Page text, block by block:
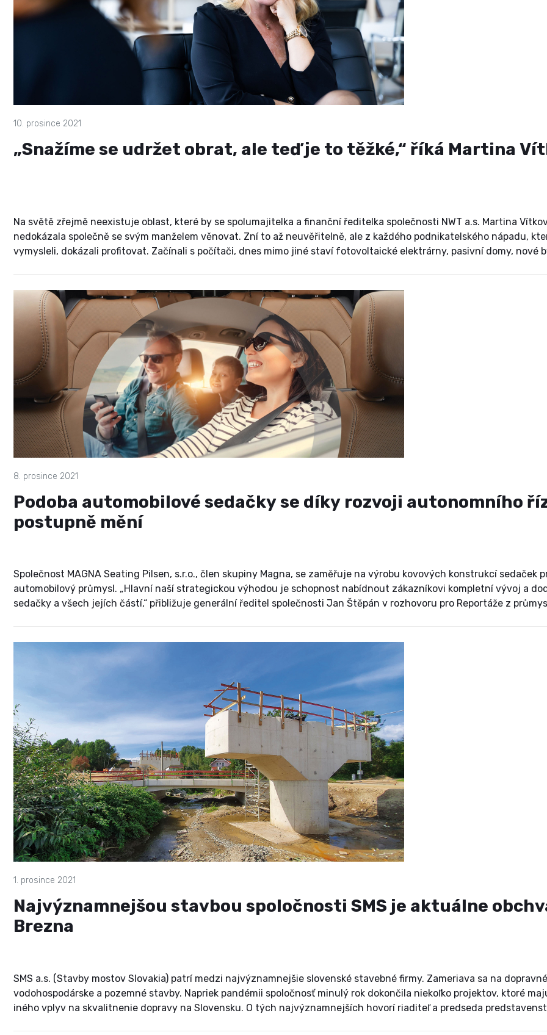
10. prosince 2021
„Snažíme se udržet obrat, ale teď je to těžké,“ říká Martina
Na světě zřejmě neexistuje oblast, které by se spolumajitelka a finanční ředitelka společnosti NWT a.s. Martina
nedokázala společně se svým manželem věnovat. Zní to až neuvěřitelně, ale z každého podnikatelského nápadu,
vymysleli, dokázali profitovat. Začínali s počítači, dnes mimo jiné staví fotovoltaické elektrárny, pasivní domy, nové
8. prosince 2021
Podoba automobilové sedačky se díky rozvoji autonomního
postupně mění
Společnost MAGNA Seating Pilsen, s.r.o., člen skupiny Magna, se zaměřuje na výrobu kovových konstrukcí sedaček
automobilový průmysl. „Hlavní naší strategickou výhodou je schopnost nabídnout zákazníkovi kompletní vývoj a
sedačky a všech jejích částí,“ přibližuje generální ředitel společnosti Jan Štěpán v rozhovoru pro Reportáže z
1. prosince 2021
Najvýznamnejšou stavbou spoločnosti SMS je aktuálne
Brezna
SMS a.s. (Stavby mostov Slovakia) patrí medzi najvýznamnejšie slovenské stavebné firmy. Zameriava sa na
vodohospodárske a pozemné stavby. Napriek pandémii spoločnosť minulý rok dokončila niekoľko projektov, ktoré
iného vplyv na skvalitnenie dopravy na Slovensku. O tých najvýznamnejších hovorí riaditeľ a predseda